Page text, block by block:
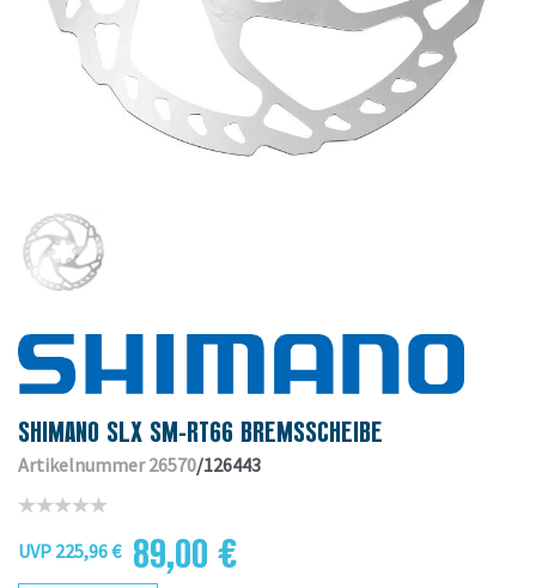
SHIMANO SLX SM-RT66 BREMSSCHEIBE
Artikelnummer 26570/126443
UVP 225,96 € 89,00 €